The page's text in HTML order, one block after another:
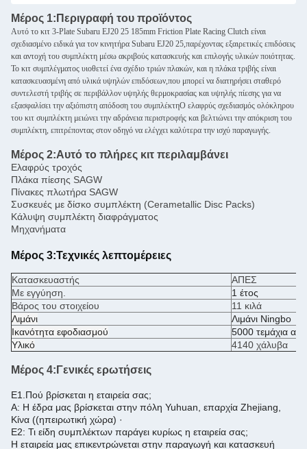
Μέρος 1: Περιγραφή του προϊόντος
Αυτό το κιτ 3-Plate Subaru EJ20 25 185mm Friction Plate Racing Clutch είναι
σχεδιασμένο ειδικά για τον κινητήρα Subaru EJ20 25,παρέχοντας εξαιρετικές επιδόσεις
και αντοχή του συμπλέκτη μέσω ακριβούς κατασκευής και επιλογής υλικών ποιότητας.
Το κιτ συμπλέγματος υιοθετεί ένα σχέδιο τριών πλακών, και η πλάκα τριβής είναι
κατασκευασμένη από υλικά υψηλών επιδόσεων,που μπορεί να διατηρήσει σταθερό
συντελεστή τριβής σε περιβάλλον υψηλής θερμοκρασίας και υψηλής πίεσης για να
εξασφαλίσει την αξιόπιστη απόδοση του συμπλέκτηΟ ελαφρύς σχεδιασμός ολόκληρου
του κιτ συμπλέκτη μειώνει την αδράνεια περιστροφής και βελτιώνει την απόκριση του
συμπλέκτη, επιτρέποντας στον οδηγό να ελέγχει καλύτερα την ισχύ παραγωγής.
Μέρος 2:Αυτό το πλήρες κιτ περιλαμβάνει
Ελαφρύς τροχός
Πλάκα πίεσης SAGW
Πίνακες πλωτήρα SAGW
Συσκευές με δίσκο συμπλέκτη (Cerametallic Disc Packs)
Κάλυψη συμπλέκτη διαφράγματος
Μηχανήματα
Μέρος 3:Τεχνικές λεπτομέρειες
Κατασκευαστής
ΑΠΕΣ
Με εγγύηση.
1 έτος
Βάρος του στοιχείου
11 κιλά
Λιμάνι
Λιμάνι Ningbo
Ικανότητα εφοδιασμού
5000 τεμάχια
Υλικό
4140 χάλυβα
Μέρος 4: Γενικές ερωτήσεις
Ε1.Πού βρίσκεται η εταιρεία σας;
Α: Η έδρα μας βρίσκεται στην πόλη Yuhuan, επαρχία Zhejiang,
Κίνα ((ηπειρωτική χώρα) ·
Ε2: Τι είδη συμπλέκτων παράγει κυρίως η εταιρεία σας;
Η εταιρεία μας επικεντρώνεται στην παραγωγή και κατασκευή